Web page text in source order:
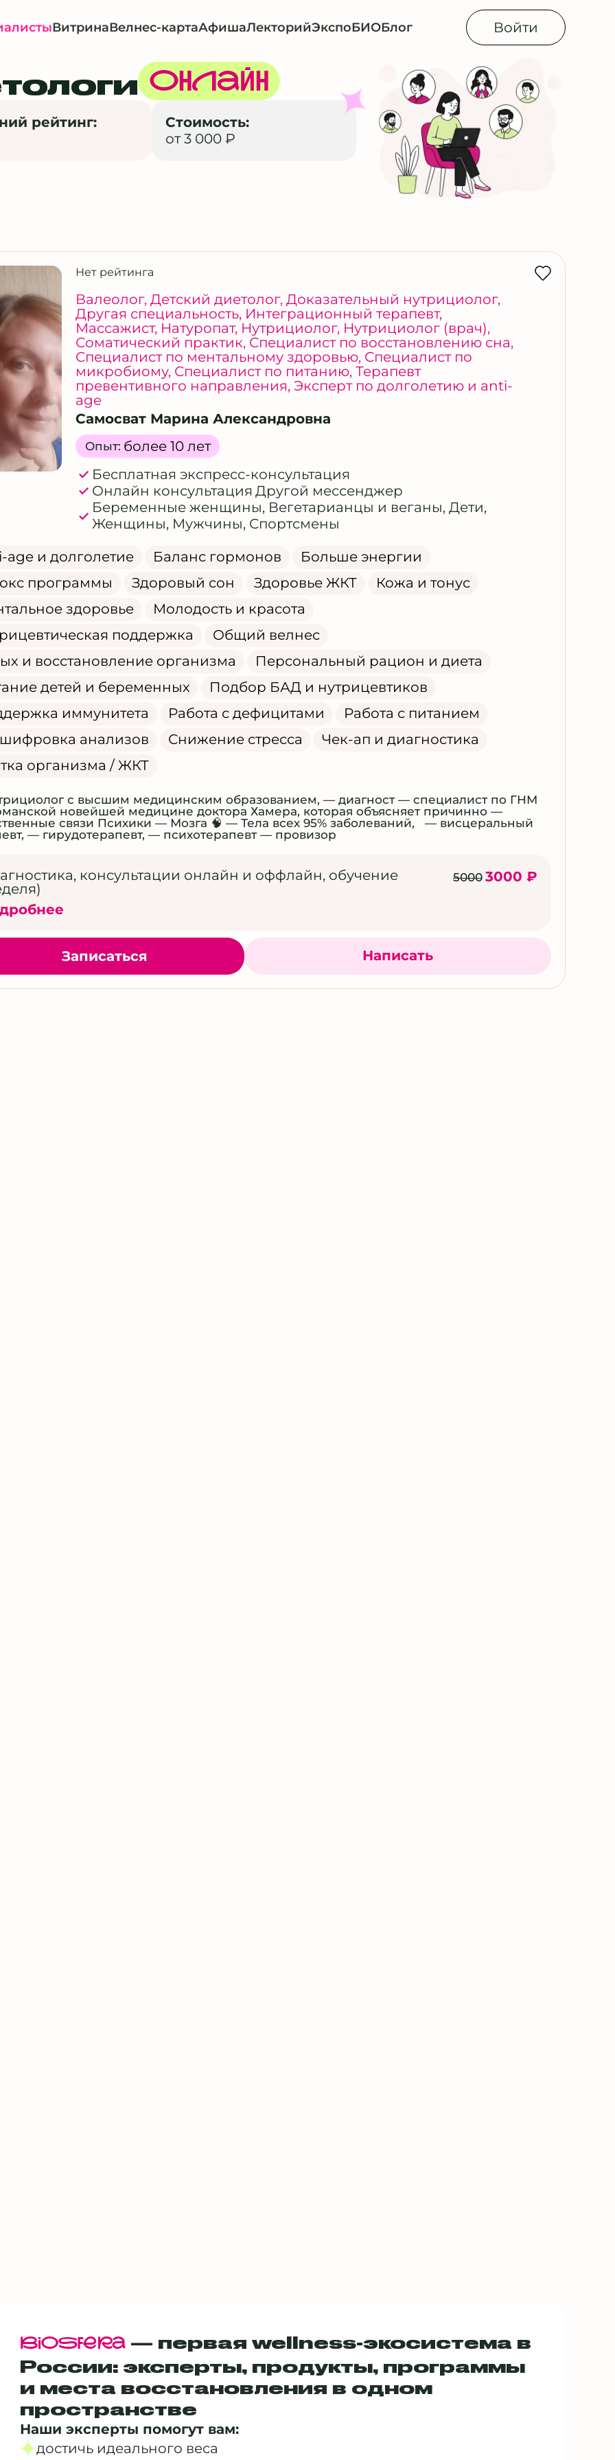
ВитринаВелнес-картаАфишаЛекторийЭкспоБИОБлог Войти
Онлайн
рейтинг:
Стоимость:
от 3 000 ₽
Нет рейтинга
Валеолог,Детский диетолог,Доказательный нутрициолог,
Другая специальность, Интеграционный терапевт,
Массажист, Натуропат, Нутрициолог, Нутрициолог (врач),
Соматический практик, Специалист по восстановлению сна,
Специалист по ментальному здоровью, Специалист по
микробиому, Специалист по питанию,Терапевт
превентивного направления, Эксперт по долголетию и anti-
age
Самосват Марина Александровна
Опыт: более 10 лет
Бесплатная экспресс-консультация
Онлайн консультация Другой мессенджер
Беременные женщины, Вегетарианцы и веганы,Дети,
Женщины, Мужчины, Спортсмены
age и долголетие
Баланс гормонов
Больше энергии
программы
Здоровый сон Здоровье ЖКТ
Кожа и тонус
здоровье
Молодость и красота
поддержка
Общий велнес
и восстановление организма
Персональный рацион и диета
детей и беременных
Подбор БАД и нутрицевтиков
иммунитета
Работа с дефицитами
Работа с питанием
анализов
Снижение стресса
Чек-ап и диагностика
организма / ЖКТ
с высшим медицинским образованием, — диагност — специалист по ГНМ
новейшей медицине доктора Хамера, которая объясняет причинно —
связи Психики — Мозга 🧠 — Тела всех 95% заболеваний, — висцеральный
— гирудотерапевт, — психотерапевт — провизор
консультации онлайн и оффлайн, обучение
5000 3000 ₽
Записаться Написать
BiOSfERa — первая wellness-экосистема в
России: эксперты, продукты, программы
и места восстановления в одном
пространстве
Наши эксперты помогут вам:
достичь идеального веса